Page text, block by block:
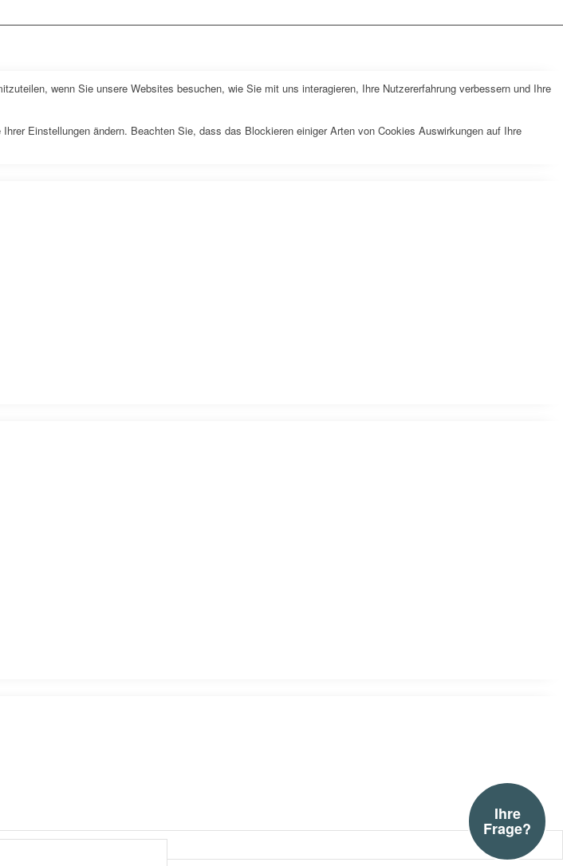
Ihre
Frage?
wenn Sie unsere Websites besuchen, wie Sie mit uns interagieren, Ihre Nutzererfahrung verbessern und Ihre
Einstellungen ändern. Beachten Sie, dass das Blockieren einiger Arten von Cookies Auswirkungen auf Ihre